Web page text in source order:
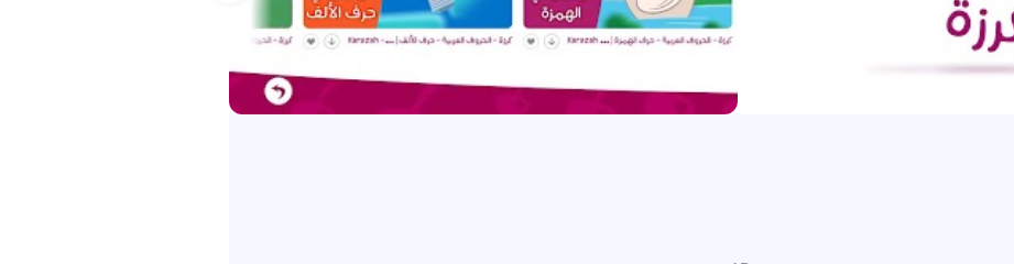
Inovando a indústria da mídia para crianças, produzindo conteúdo de vídeo interessante e que vale
Missão
Com uma variedade de conteúdo de vídeo alternativo baseado em pesquisa sólida, conhecimento